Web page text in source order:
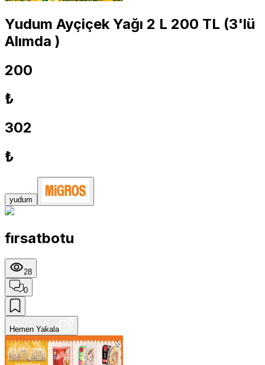
Yudum Ayçiçek Yağı 2 L 200 TL (3'lü
Alımda )
200
₺
302
₺
yudum
fırsatbotu
28
0
Hemen Yakala